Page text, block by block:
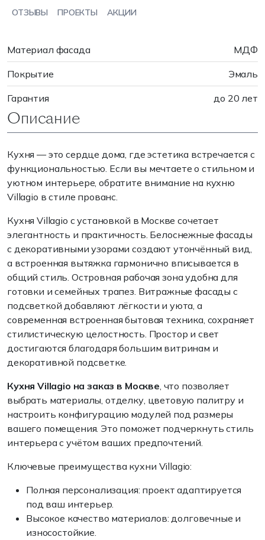
ОТЗЫВЫ ПРОЕКТЫ АКЦИИ
Материал фасада МДФ
Покрытие Эмаль
Гарантия до 20 лет
Описание
Кухня — это сердце дома, где эстетика встречается с
функциональностью. Если вы мечтаете о стильном и
уютном интерьере, обратите внимание на кухню
Villagio в стиле прованс.
Кухня Villagio с установкой в Москве сочетает
элегантность и практичность. Белоснежные фасады
с декоративными узорами создают утончённый вид,
а встроенная вытяжка гармонично вписывается в
общий стиль. Островная рабочая зона удобна для
готовки и семейных трапез. Витражные фасады с
подсветкой добавляют лёгкости и уюта, а
современная встроенная бытовая техника, сохраняет
стилистическую целостность. Простор и свет
достигаются благодаря большим витринам и
декоративной подсветке.
Кухня Villagio на заказ в Москве, что позволяет
выбрать материалы, отделку, цветовую палитру и
настроить конфигурацию модулей под размеры
вашего помещения. Это поможет подчеркнуть стиль
интерьера с учётом ваших предпочтений.
Ключевые преимущества кухни Villagio:
Полная персонализация: проект адаптируется
под ваш интерьер.
Высокое качество материалов: долговечные и
износостойкие.